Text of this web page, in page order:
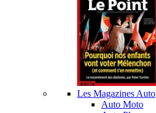
Les Magazines Auto
Auto Moto